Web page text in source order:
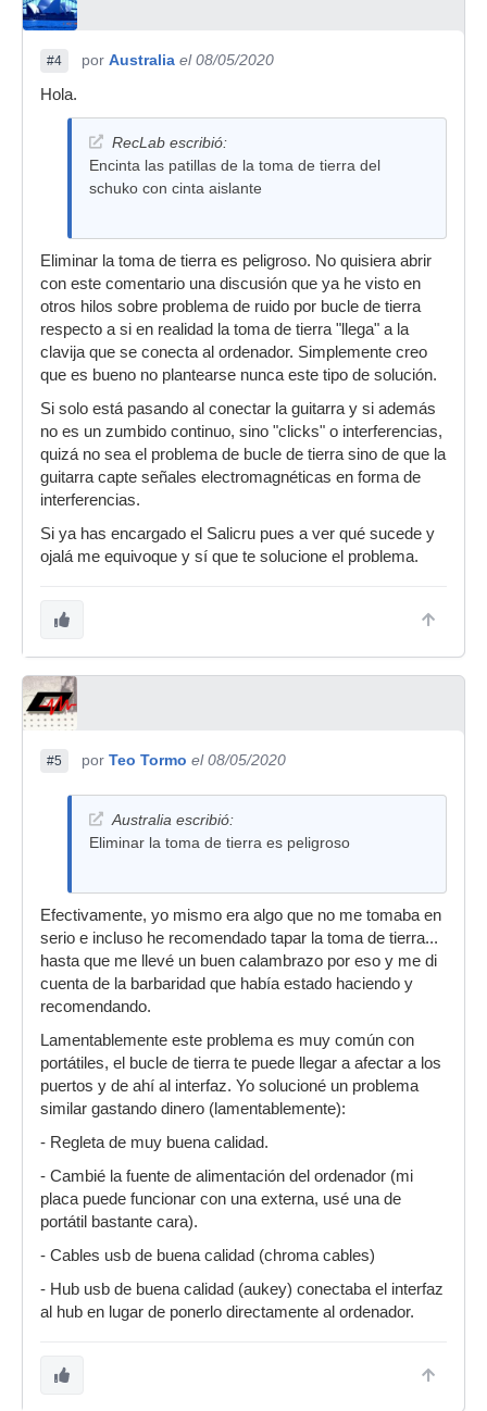
#4 por Australia el 08/05/2020
Hola.
RecLab escribió:
Encinta las patillas de la toma de tierra del
schuko con cinta aislante
Eliminar la toma de tierra es peligroso. No quisiera abrir
con este comentario una discusión que ya he visto en
otros hilos sobre problema de ruido por bucle de tierra
respecto a si en realidad la toma de tierra "llega" a la
clavija que se conecta al ordenador. Simplemente creo
que es bueno no plantearse nunca este tipo de solución.
Si solo está pasando al conectar la guitarra y si además
no es un zumbido continuo, sino "clicks" o interferencias,
quizá no sea el problema de bucle de tierra sino de que la
guitarra capte señales electromagnéticas en forma de
interferencias.
Si ya has encargado el Salicru pues a ver qué sucede y
ojalá me equivoque y sí que te solucione el problema.
#5 por Teo Tormo el 08/05/2020
Australia escribió:
Eliminar la toma de tierra es peligroso
Efectivamente, yo mismo era algo que no me tomaba en
serio e incluso he recomendado tapar la toma de tierra...
hasta que me llevé un buen calambrazo por eso y me di
cuenta de la barbaridad que había estado haciendo y
recomendando.
Lamentablemente este problema es muy común con
portátiles, el bucle de tierra te puede llegar a afectar a los
puertos y de ahí al interfaz. Yo solucioné un problema
similar gastando dinero (lamentablemente):
- Regleta de muy buena calidad.
- Cambié la fuente de alimentación del ordenador (mi
placa puede funcionar con una externa, usé una de
portátil bastante cara).
- Cables usb de buena calidad (chroma cables)
- Hub usb de buena calidad (aukey) conectaba el interfaz
al hub en lugar de ponerlo directamente al ordenador.